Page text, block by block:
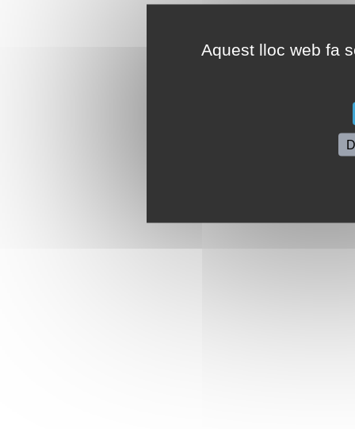
Aquest lloc web fa